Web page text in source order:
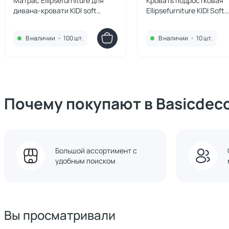
дивана-кровати KIDI soft
В наличии • 100 шт.
Ellipsefurniture KIDI Soft
KD010108020201
В наличии • 10 шт.
Почему покупают в
Большой ассортимент с
удобным поиском
Вы просматривали